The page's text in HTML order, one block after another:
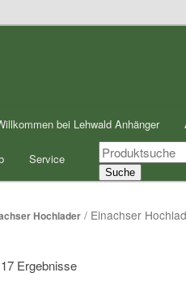
bei Lehwald Anhänger
Service
Products
search
Suche
Hochlader/ Einachser
Ergebnisse